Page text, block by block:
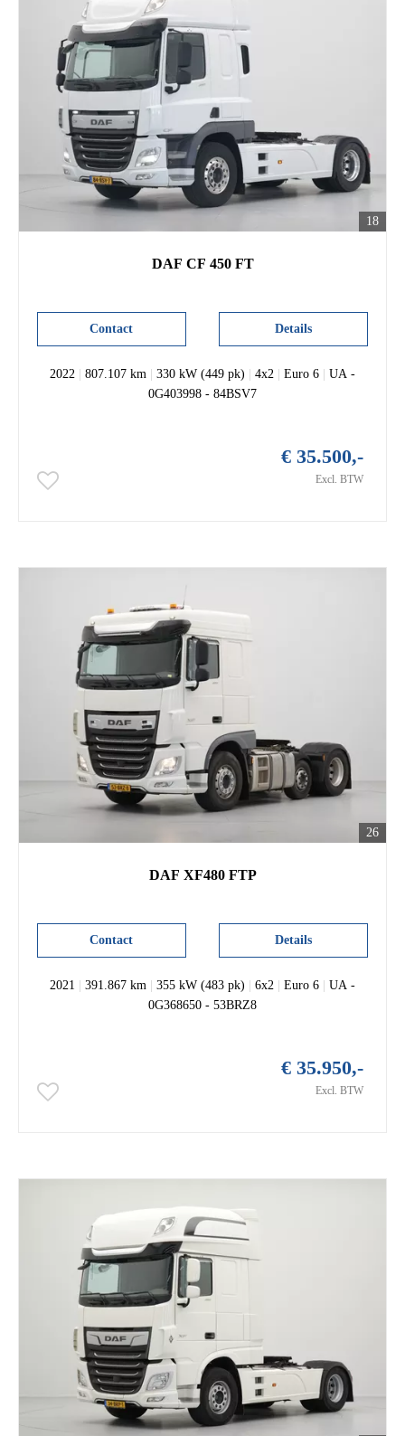
18
DAF CF 450 FT
Details
Contact
2022 | 807.107 km | 330 kW (449 pk) | 4x2 | Euro 6 | UA -
0G403998 - 84BSV7
€ 35.500,-
Excl. BTW
26
DAF XF480 FTP
Details
Contact
2021 391.867 km 355 kW (483 pk) 6x2 Euro 6
UA -
0G368650 - 53BRZ8
€ 35.950,-
Excl. BTW